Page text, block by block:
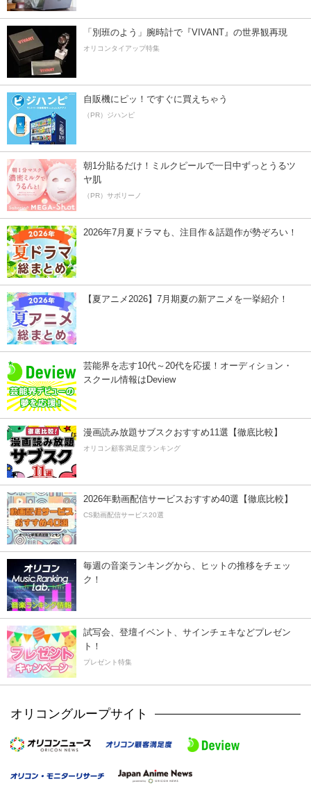
「別班のよう」腕時計で『VIVANT』の世界観再現
オリコンタイアップ特集
自販機にピッ！ですぐに買えちゃう
（PR）ジハンピ
朝1分貼るだけ！ミルクピールで一日中ずっとうるツ
ヤ肌
（PR）サボリーノ
2026年7月夏ドラマも、注目作＆話題作が勢ぞろい！
【夏アニメ2026】7月期夏の新アニメを一挙紹介！
芸能界を志す10代～20代を応援！オーディション・
スクール情報はDeview
漫画読み放題サブスクおすすめ11選【徹底比較】
オリコン顧客満足度ランキング
2026年動画配信サービスおすすめ40選【徹底比較】
CS動画配信サービス20選
毎週の音楽ランキングから、ヒットの推移をチェッ
ク！
試写会、登壇イベント、サインチェキなどプレゼン
ト！
プレゼント特集
オリコングループサイト